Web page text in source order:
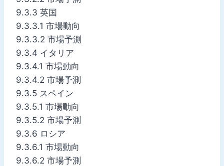
9.3.3 英国
9.3.3.1 市場動向
9.3.3.2 市場予測
9.3.4 イタリア
9.3.4.1 市場動向
9.3.4.2 市場予測
9.3.5 スペイン
9.3.5.1 市場動向
9.3.5.2 市場予測
9.3.6 ロシア
9.3.6.1 市場動向
9.3.6.2 市場予測